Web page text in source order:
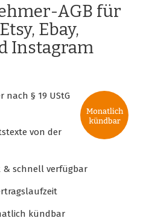
AGB für
Ebay,
Instagram
§ 19 UStG
von der
schnell verfügbar
kündbar